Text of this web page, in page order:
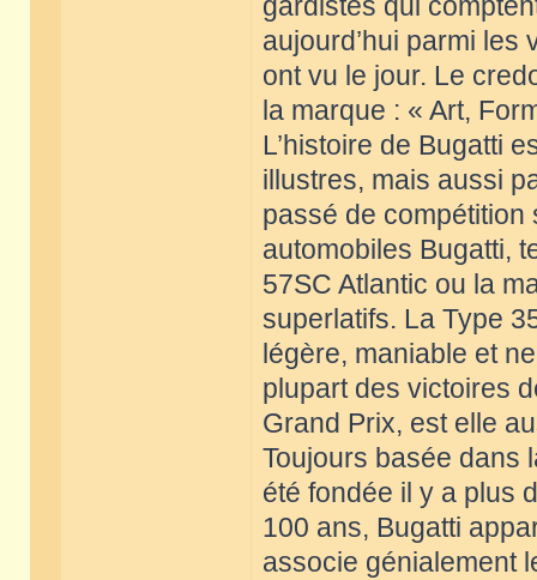
aujourd’hui parmi
ont vu le jour. Le
la marque : « Art,
L’histoire de Bugatti
illustres, mais aussi
passé de
automobiles Bugatti,
57SC Atlantic ou la
superlatifs. La Type
légère, maniable et
plupart des victoires
Grand Prix, est elle
Toujours basée dans
été fondée il y a plus
100 ans, Bugatti
associe génialement